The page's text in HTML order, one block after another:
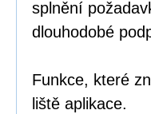
splnění
dlouhodobé
Funkce, které
liště aplikace.